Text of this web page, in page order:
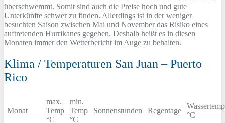
überschwemmt. Somit sind auch die Preise hoch und gute
Unterkünfte schwer zu finden. Allerdings ist in der weniger
besuchten Saison zwischen Mai und November das Risiko eines
auftretenden Hurrikanes gegeben. Deshalb heißt es in diesen
Monaten immer den Wetterbericht im Auge zu behalten.
Klima / Temperaturen San Juan – Puerto
Rico
Monat
max.
Temp
°C
min.
Temp
°C
Sonnenstunden Regentage
°C